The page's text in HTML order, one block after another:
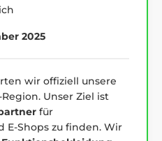
2025
wir offiziell unsere
Unser Ziel ist
für
E-Shops zu finden. Wir